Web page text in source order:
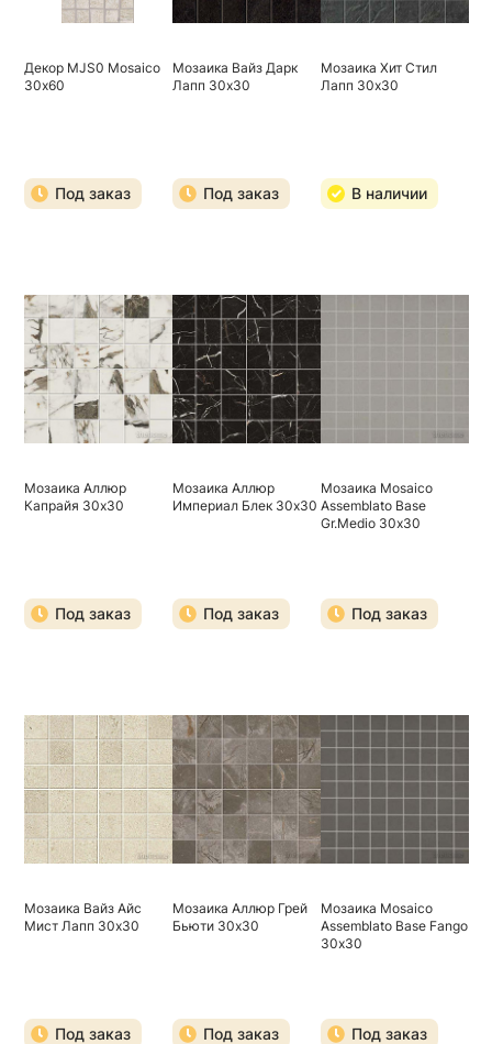
Декор MJS0 Mosaico
30х60
Под заказ
Мозаика Вайз Дарк
Лапп 30х30
Под заказ
Мозаика Хит Стил
Лапп 30х30
В наличии
Мозаика Аллюр
Капрайя 30х30
Под заказ
Мозаика Аллюр
Империал Блек 30х30
Под заказ
Мозаика Mosaico
Assemblato Base
Gr.Medio 30х30
Под заказ
Мозаика Вайз Айс
Мист Лапп 30х30
Под заказ
Мозаика Аллюр Грей
Бьюти 30х30
Под заказ
Мозаика Mosaico
Assemblato Base Fango
30х30
Под заказ